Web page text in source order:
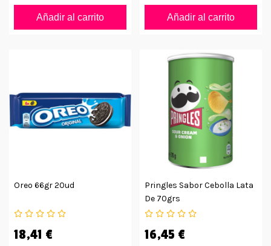
Añadir al carrito Añadir al carrito
Oreo 66gr 20ud
18,41 €
Pringles Sabor Cebolla Lata
De 70grs
16,45 €